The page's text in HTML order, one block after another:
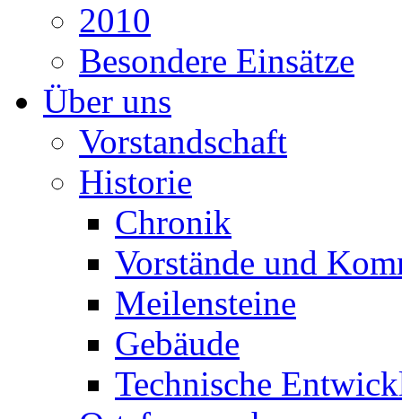
2010
Besondere Einsätze
Über uns
Vorstandschaft
Historie
Chronik
Vorstände und
Meilensteine
Gebäude
Technische